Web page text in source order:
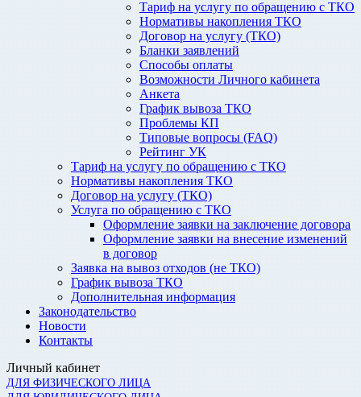
Тариф на услугу по обращению с ТКО
Нормативы накопления ТКО
Договор на услугу (ТКО)
Бланки заявлений
Способы оплаты
Возможности Личного кабинета
Анкета
График вывоза ТКО
Проблемы КП
Типовые вопросы (FAQ)
Рейтинг УК
Тариф на услугу по обращению с ТКО
Нормативы накопления ТКО
Договор на услугу (ТКО)
Услуга по обращению с ТКО
Оформление заявки на заключение договора
Оформление заявки на внесение изменений
в договор
Заявка на вывоз отходов (не ТКО)
График вывоза ТКО
Дополнительная информация
Законодательство
Новости
Контакты
Личный кабинет
ДЛЯ ФИЗИЧЕСКОГО ЛИЦА